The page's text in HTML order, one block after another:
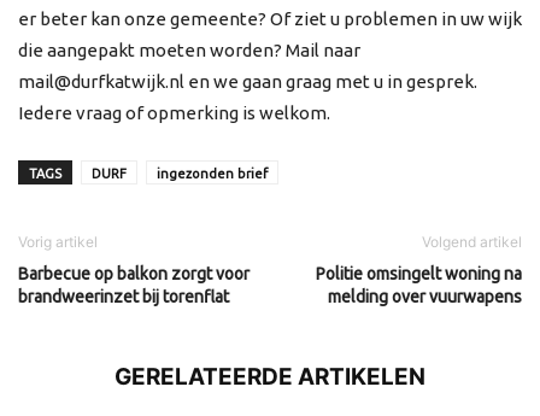
er beter kan onze gemeente? Of ziet u problemen in uw wijk
die aangepakt moeten worden? Mail naar
mail@durfkatwijk.nl en we gaan graag met u in gesprek.
Iedere vraag of opmerking is welkom.
TAGS DURF ingezonden brief
Vorig artikel
Barbecue op balkon zorgt voor
brandweerinzet bij torenflat
Volgend artikel
Politie omsingelt woning na
melding over vuurwapens
GERELATEERDE ARTIKELEN